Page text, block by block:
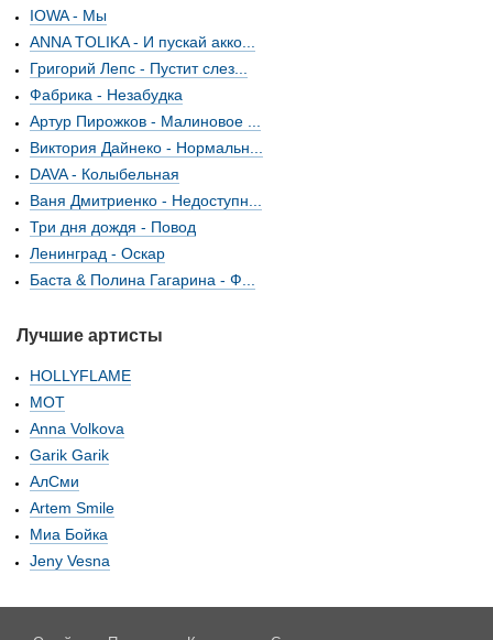
IOWA - Мы
ANNA TOLIKA - И пускай акко...
Григорий Лепс - Пустит слез...
Фабрика - Незабудка
Артур Пирожков - Малиновое ...
Виктория Дайнеко - Нормальн...
DAVA - Колыбельная
Ваня Дмитриенко - Недоступн...
Три дня дождя - Повод
Ленинград - Оскар
Баста & Полина Гагарина - Ф...
Лучшие артисты
HOLLYFLAME
МОТ
Anna Volkova
Garik Garik
АлСми
Artem Smile
Миа Бойка
Jeny Vesna